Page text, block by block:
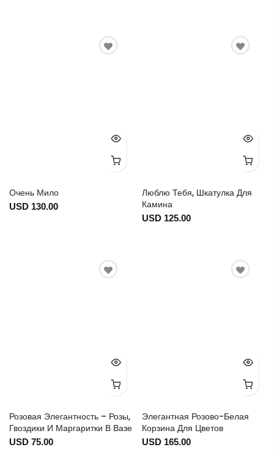
Очень Мило
USD 130.00
Люблю Тебя, Шкатулка Для
Камина
USD 125.00
Розовая Элегантность – Розы,
Гвоздики И Маргаритки В Вазе
USD 75.00
Элегантная Розово-Белая
Корзина Для Цветов
USD 165.00